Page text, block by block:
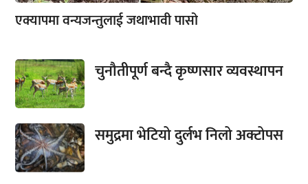
एक्यापमा वन्यजन्तुलाई जथाभावी पासो
चुनौतीपूर्ण बन्दै कृष्णसार व्यवस्थापन
समुद्रमा भेटियो दुर्लभ निलो अक्टोपस